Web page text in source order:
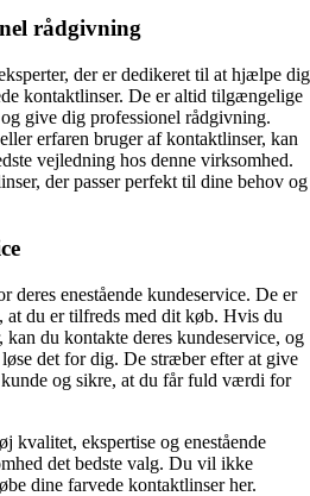
rådgivning
der er dedikeret til at hjælpe dig
kontaktlinser. De er altid tilgængelige
give dig professionel rådgivning.
erfaren bruger af kontaktlinser, kan
vejledning hos denne virksomhed.
der passer perfekt til dine behov og
deres enestående kundeservice. De er
du er tilfreds med dit køb. Hvis du
kan du kontakte deres kundeservice, og
det for dig. De stræber efter at give
kunde og sikre, at du får fuld værdi for
kvalitet, ekspertise og enestående
det bedste valg. Du vil ikke
dine farvede kontaktlinser her.